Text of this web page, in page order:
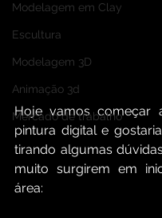
Modelagem em Clay
Escultura
Modelagem 3D
Animação 3d
Mercado de trabalho
Hoje vamos começar
pintura digital e
tirando algumas
muito surgirem em
área: